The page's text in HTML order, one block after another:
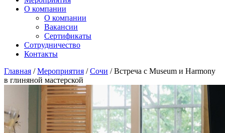
О компании
О компании
Вакансии
Сертификаты
Сотрудничество
Контакты
Главная /Мероприятия /Сочи /Встреча с Museum и Harmony
в глиняной мастерской